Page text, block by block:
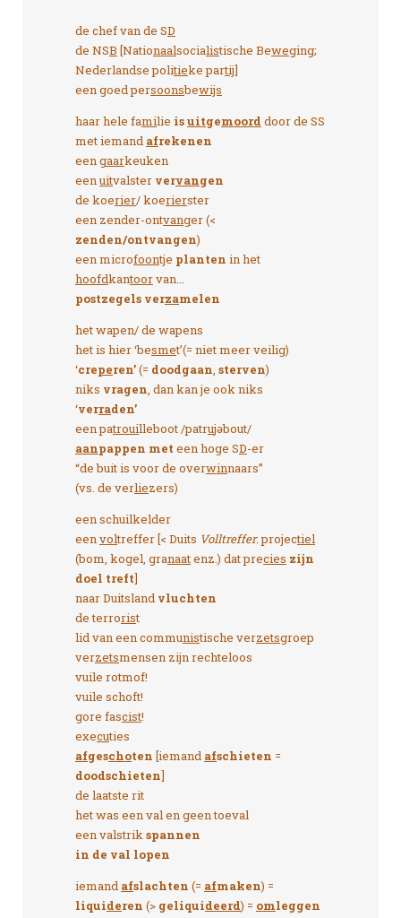
de chef van de SD
de NSB [Nationaalsocialistische Beweging;
Nederlandse politieke partij]
een goed persoonsbewijs
haar hele familie isuitgemoord door de SS
met iemand afrekenen
eengaarkeuken
eenuitvalster vervangen
de koerier/ koerierster
een zender-ontvanger (<
zenden/ontvangen)
een microfoontje planten in het
hoofdkantoorvan...
postzegels verzamelen
het wapen/ de wapens
het is hier ‘besmet’(= niet meer veilig)
‘creperen’(= doodgaan, sterven)
niks vragen, dan kan je ook niks
‘verraden’
een patrouilleboot /patrujəbout/
aanpappen met een hoge SD-er
“de buit is voor de overwinnaars”
(vs. de verliezers)
een schuilkelder
eenvoltreffer [< Duits Volltreffer: projectiel
(bom, kogel, granaatenz.) dat precies zijn
doel treft]
naar Duitsland vluchten
de terrorist
lid van een communistische verzetsgroep
verzetsmensen zijn rechteloos
vuile rotmof!
vuile schoft!
gore fascist!
executies
afgeschoten [iemand afschieten =
doodschieten]
de laatste rit
het was een val en geen toeval
een valstrikspannen
in de val lopen
iemand afslachten (= afmaken) =
liquideren (> geliquideerd) = omleggen